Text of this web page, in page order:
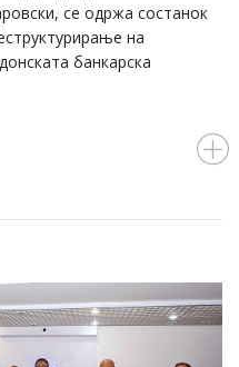
се одржа состанок
на
банкарска